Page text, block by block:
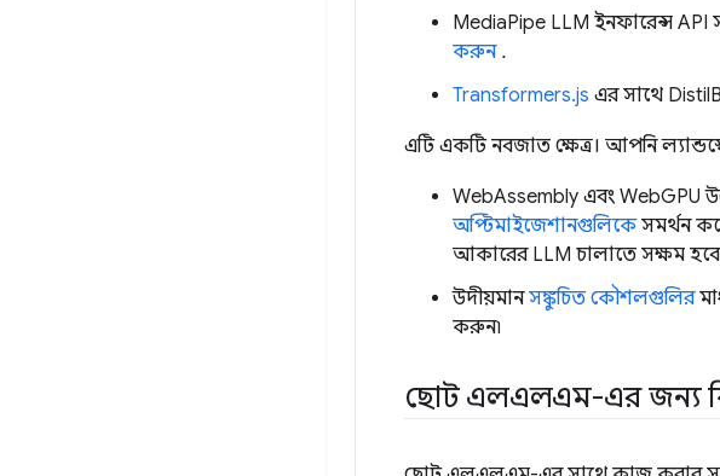
MediaPipe LLM ইনফারেন্স
করুন.
Transformers.js এর সাথে
এটি একটি নবজাত ক্ষেত্র। আপনি
WebAssembly এবং WebGPU
অপ্টিমাইজেশানগুলিকেসমর্থন
আকারের LLM চালাতে সক্ষম
উদীয়মানসঙ্কুচিত কৌশলগুলির
করুন৷
ছোট এলএলএম-এর জন্য